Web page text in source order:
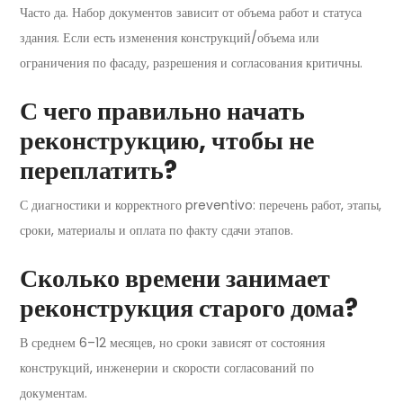
Часто да. Набор документов зависит от объема работ и статуса
здания. Если есть изменения конструкций/объема или
ограничения по фасаду, разрешения и согласования критичны.
С чего правильно начать
реконструкцию, чтобы не
переплатить?
С диагностики и корректного preventivo: перечень работ, этапы,
сроки, материалы и оплата по факту сдачи этапов.
Сколько времени занимает
реконструкция старого дома?
В среднем 6–12 месяцев, но сроки зависят от состояния
конструкций, инженерии и скорости согласований по
документам.